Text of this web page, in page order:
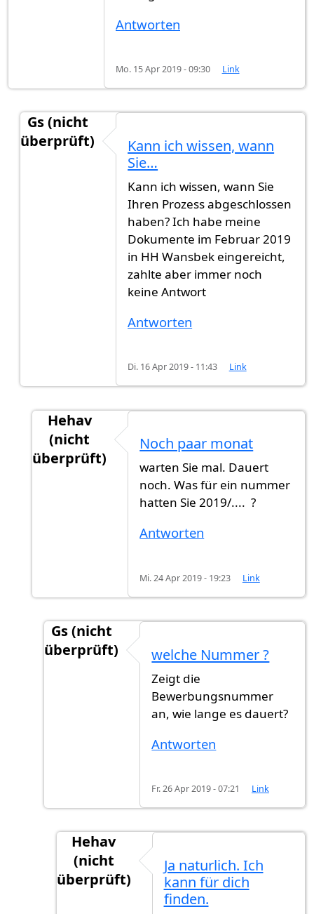
Antworten
Mo. 15 Apr 2019 - 09:30 Link
Gs (nicht
überprüft)
HehavvonHehav (nicht überprüft)
Kann ich wissen, wann
Sie…
Kann ich wissen, wann Sie
Ihren Prozess abgeschlossen
haben? Ich habe meine
Dokumente im Februar 2019
in HH Wansbek eingereicht,
zahlte aber immer noch
keine Antwort
Antworten
Di. 16 Apr 2019 - 11:43 Link
Hehav
(nicht
überprüft)
Kann ich wissen, wann Sie…
Noch paar monat
warten Sie mal. Dauert
noch. Was für ein nummer
hatten Sie 2019/.... ?
Antworten
Mi. 24 Apr 2019 - 19:23 Link
Gs (nicht
überprüft)
Noch paar monatvonHehav
welche Nummer ?
Zeigt die
Bewerbungsnummer
an, wie lange es dauert?
Antworten
Fr. 26 Apr 2019 - 07:21 Link
Hehav
(nicht
überprüft)
welche Nummer ?
Ja naturlich. Ich
kann für dich
finden.